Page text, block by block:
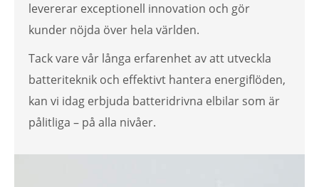
levererar exceptionell innovation och gör
kunder nöjda över hela världen.
Tack vare vår långa erfarenhet av att utveckla
batteriteknik och effektivt hantera energiflöden,
kan vi idag erbjuda batteridrivna elbilar som är
pålitliga – på alla nivåer.